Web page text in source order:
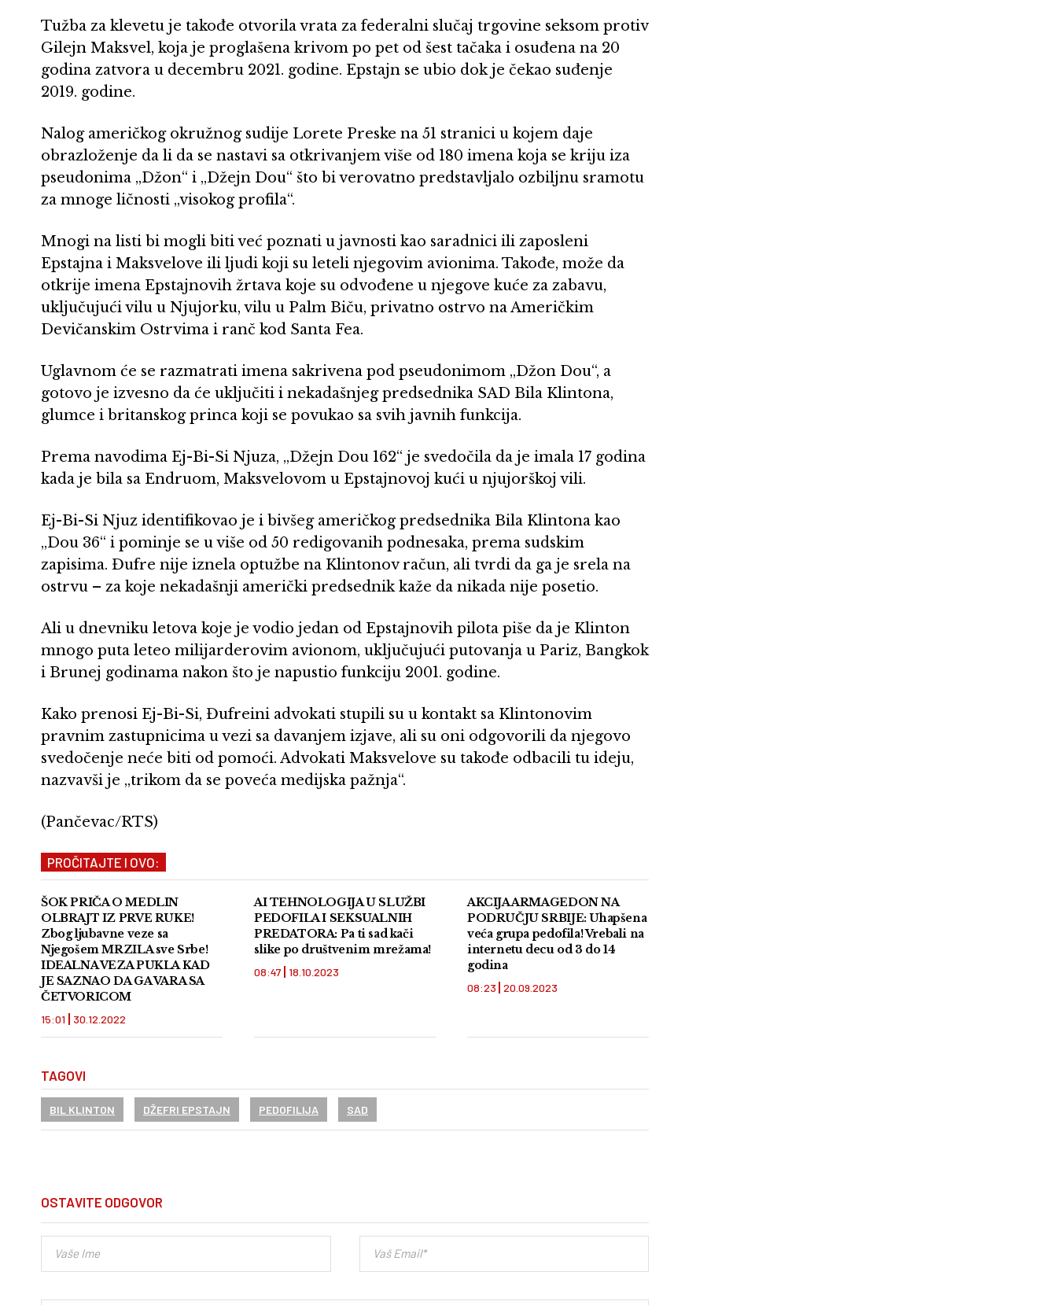
Tužba za klevetu je takođe otvorila vrata za federalni slučaj trgovine seksom protiv
Gilejn Maksvel, koja je proglašena krivom po pet od šest tačaka i osuđena na 20
godina zatvora u decembru 2021. godine. Epstajn se ubio dok je čekao suđenje
2019. godine.
Nalog američkog okružnog sudije Lorete Preske na 51 stranici u kojem daje
obrazloženje da li da se nastavi sa otkrivanjem više od 180 imena koja se kriju iza
pseudonima „Džon“ i „Džejn Dou“ što bi verovatno predstavljalo ozbiljnu sramotu
za mnoge ličnosti „visokog profila“.
Mnogi na listi bi mogli biti već poznati u javnosti kao saradnici ili zaposleni
Epstajna i Maksvelove ili ljudi koji su leteli njegovim avionima. Takođe, može da
otkrije imena Epstajnovih žrtava koje su odvođene u njegove kuće za zabavu,
uključujući vilu u Njujorku, vilu u Palm Biču, privatno ostrvo na Američkim
Devičanskim Ostrvima i ranč kod Santa Fea.
Uglavnom će se razmatrati imena sakrivena pod pseudonimom „Džon Dou“, a
gotovo je izvesno da će uključiti i nekadašnjeg predsednika SAD Bila Klintona,
glumce i britanskog princa koji se povukao sa svih javnih funkcija.
Prema navodima Ej-Bi-Si Njuza, „Džejn Dou 162“ je svedočila da je imala 17 godina
kada je bila sa Endruom, Maksvelovom u Epstajnovoj kući u njujorškoj vili.
Ej-Bi-Si Njuz identifikovao je i bivšeg američkog predsednika Bila Klintona kao
„Dou 36“ i pominje se u više od 50 redigovanih podnesaka, prema sudskim
zapisima. Đufre nije iznela optužbe na Klintonov račun, ali tvrdi da ga je srela na
ostrvu – za koje nekadašnji američki predsednik kaže da nikada nije posetio.
Ali u dnevniku letova koje je vodio jedan od Epstajnovih pilota piše da je Klinton
mnogo puta leteo milijarderovim avionom, uključujući putovanja u Pariz, Bangkok
i Brunej godinama nakon što je napustio funkciju 2001. godine.
Kako prenosi Ej-Bi-Si, Đufreini advokati stupili su u kontakt sa Klintonovim
pravnim zastupnicima u vezi sa davanjem izjave, ali su oni odgovorili da njegovo
svedočenje neće biti od pomoći. Advokati Maksvelove su takođe odbacili tu ideju,
nazvavši je „trikom da se poveća medijska pažnja“.
(Pančevac/RTS)
PROČITAJTE I OVO:
ŠOK PRIČA O MEDLIN
OLBRAJT IZ PRVE RUKE!
Zbog ljubavne veze sa
Njegošem MRZILA sve Srbe!
IDEALNA VEZA PUKLA KAD
JE SAZNAO DA GA VARA SA
ČETVORICOM
15:01 30.12.2022
AI TEHNOLOGIJA U SLUŽBI
PEDOFILA I SEKSUALNIH
PREDATORA: Pa ti sad kači
slike po društvenim mrežama!
08:47 18.10.2023
AKCIJA ARMAGEDON NA
PODRUČJU SRBIJE: Uhapšena
veća grupa pedofila! Vrebali na
internetu decu od 3 do 14
godina
08:23 20.09.2023
TAGOVI
BIL KLINTON DŽEFRI EPSTAJN PEDOFILIJA SAD
OSTAVITE ODGOVOR